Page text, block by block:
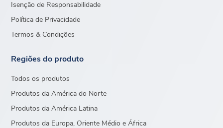
Isenção de Responsabilidade
Política de Privacidade
Termos & Condições
Regiões do produto
Todos os produtos
Produtos da América do Norte
Produtos da América Latina
Produtos da Europa, Oriente Médio e África